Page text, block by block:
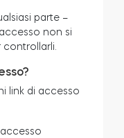
parte –
non si
link di accesso